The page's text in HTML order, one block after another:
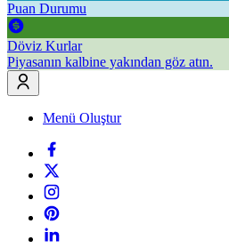
Puan Durumu
Döviz Kurlar
Piyasanın kalbine yakından göz atın.
Menü Oluştur